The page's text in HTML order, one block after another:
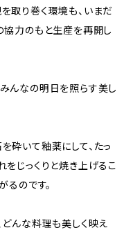
取り巻く環境も、いまだ
協力のもと生産を再開し
んなの明日を照らす美し
砕いて釉薬にして、たっ
じっくりと焼き上げるこ
るのです。
どんな料理も美しく映え